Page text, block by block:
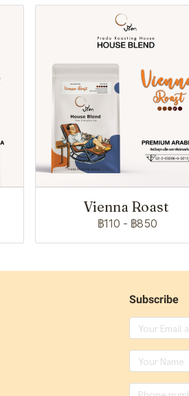
Vienna Roast
฿110 - ฿850
Subscribe